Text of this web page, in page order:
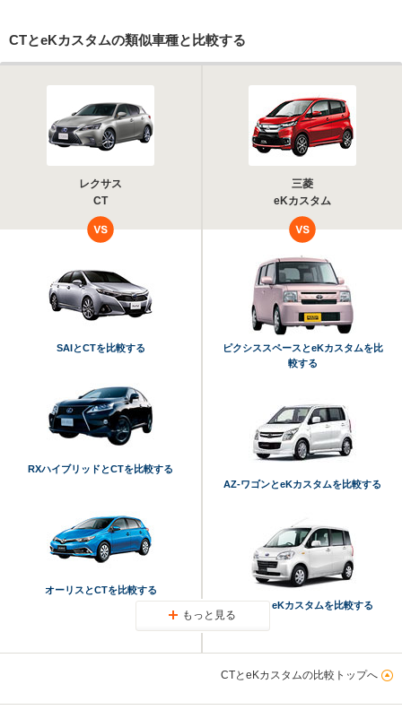
CTとeKカスタムの類似車種と比較する
レクサス
CT
三菱
eKカスタム
SAIとCTを比較する
RXハイブリッドとCTを比較する
オーリスとCTを比較する
ピクシススペースとeKカスタムを比
較する
AZ-ワゴンとeKカスタムを比較する
ルクラとeKカスタムを比較する
もっと見る
CTとeKカスタムの比較トップへ